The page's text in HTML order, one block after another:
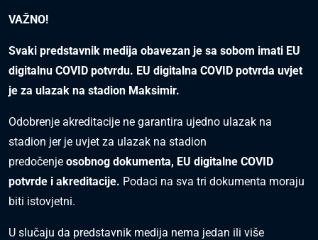
VAŽNO!
Svaki predstavnik medija obavezan je sa sobom imati EU
digitalnu COVID potvrdu. EU digitalna COVID potvrda uvjet
je za ulazak na stadion Maksimir.
Odobrenje akreditacije ne garantira ujedno ulazak na
stadion jer je uvjet za ulazak na stadion
predočenje osobnog dokumenta, EU digitalne COVID
potvrde i akreditacije. Podaci na sva tri dokumenta moraju
biti istovjetni.
U slučaju da predstavnik medija nema jedan ili više